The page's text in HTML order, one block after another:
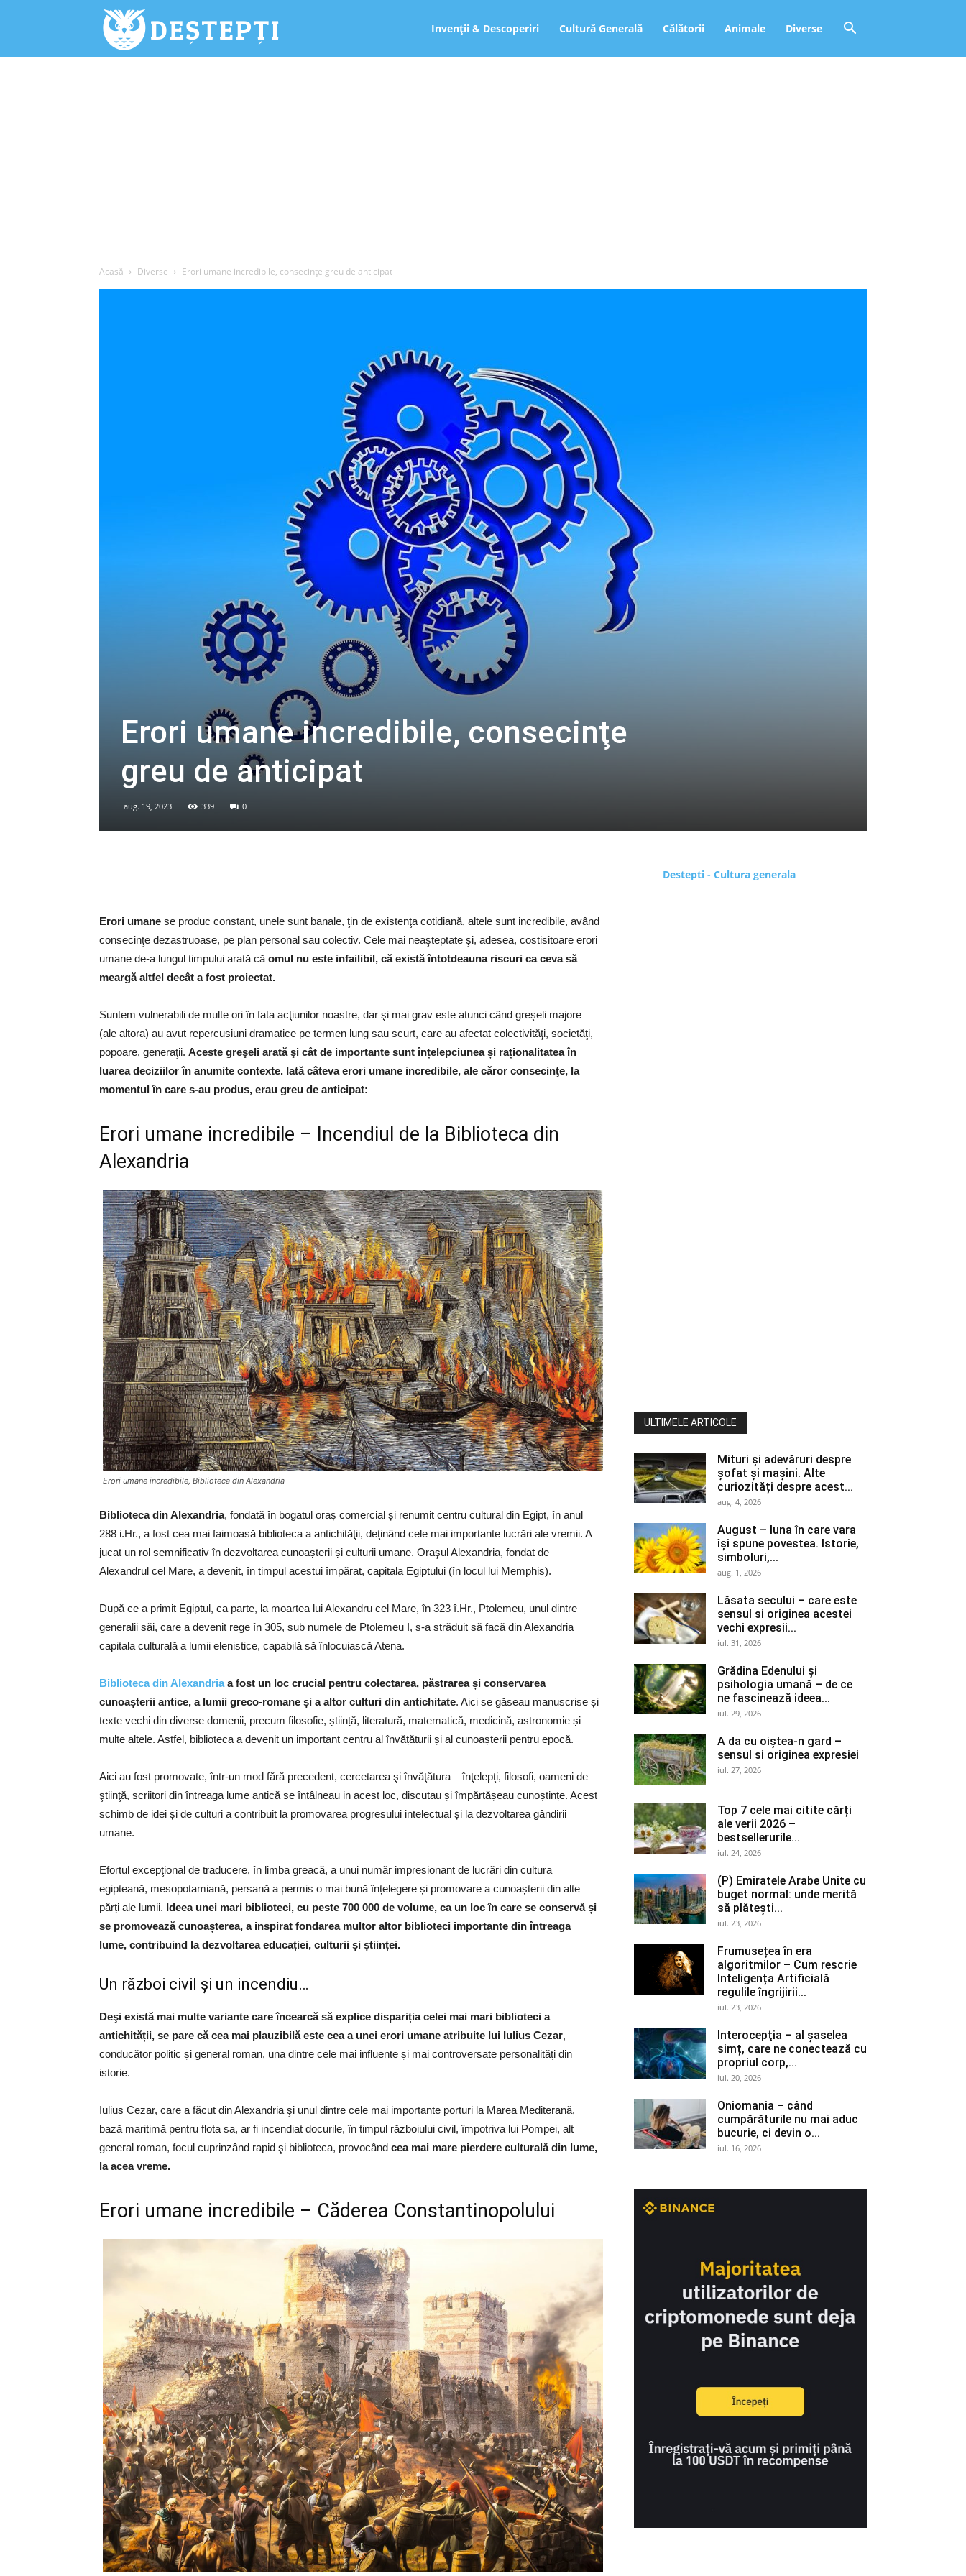
Deștepți.ro Invenții & Descoperiri Cultură Generală Călătorii Animale Diverse
Acasă Diverse Erori umane incredibile, consecinţe greu de anticipat
Erori umane incredibile, consecinţe
greu de anticipat
aug. 19, 2023 339 0
Erori umane se produc constant, unele sunt banale, ţin de existenţa cotidiană, altele sunt incredibile, având
consecinţe dezastruoase, pe plan personal sau colectiv. Cele mai neaşteptate şi, adesea, costisitoare erori
umane de-a lungul timpului arată că omul nu este infailibil, că există întotdeauna riscuri ca ceva să
meargă altfel decât a fost proiectat.
Suntem vulnerabili de multe ori în fata acţiunilor noastre, dar şi mai grav este atunci când greşeli majore
(ale altora) au avut repercusiuni dramatice pe termen lung sau scurt, care au afectat colectivităţi, societăţi,
popoare, generaţii. Aceste greşeli arată şi cât de importante sunt înțelepciunea și raționalitatea în
luarea deciziilor în anumite contexte. Iată câteva erori umane incredibile, ale căror consecinţe, la
momentul în care s-au produs, erau greu de anticipat:
Erori umane incredibile – Incendiul de la Biblioteca din
Alexandria
Erori umane incredibile, Biblioteca din Alexandria
Biblioteca din Alexandria, fondată în bogatul oraș comercial și renumit centru cultural din Egipt, în anul
288 i.Hr., a fost cea mai faimoasă biblioteca a antichităţii, deţinând cele mai importante lucrări ale vremii. A
jucat un rol semnificativ în dezvoltarea cunoașterii și culturii umane. Oraşul Alexandria, fondat de
Alexandrul cel Mare, a devenit, în timpul acestui împărat, capitala Egiptului (în locul lui Memphis).
După ce a primit Egiptul, ca parte, la moartea lui Alexandru cel Mare, în 323 î.Hr., Ptolemeu, unul dintre
generalii săi, care a devenit rege în 305, sub numele de Ptolemeu I, s-a străduit să facă din Alexandria
capitala culturală a lumii elenistice, capabilă să înlocuiască Atena.
Biblioteca din Alexandriaa fost un loc crucial pentru colectarea, păstrarea și conservarea
cunoașterii antice, a lumii greco-romane și a altor culturi din antichitate. Aici se găseau manuscrise și
texte vechi din diverse domenii, precum filosofie, știință, literatură, matematică, medicină, astronomie și
multe altele. Astfel, biblioteca a devenit un important centru al învățăturii și al cunoașterii pentru epocă.
Aici au fost promovate, într-un mod fără precedent, cercetarea şi învăţătura – înţelepţi, filosofi, oameni de
ştiinţă, scriitori din întreaga lume antică se întâlneau in acest loc, discutau și împărtășeau cunoștințe. Acest
schimb de idei și de culturi a contribuit la promovarea progresului intelectual și la dezvoltarea gândirii
umane.
Efortul excepţional de traducere, în limba greacă, a unui număr impresionant de lucrări din cultura
egipteană, mesopotamiană, persană a permis o mai bună înțelegere și promovare a cunoașterii din alte
părți ale lumii. Ideea unei mari biblioteci, cu peste 700 000 de volume, ca un loc în care se conservă și
se promovează cunoașterea, a inspirat fondarea multor altor biblioteci importante din întreaga
lume, contribuind la dezvoltarea educației, culturii și științei.
Un război civil şi un incendiu…
Deşi există mai multe variante care încearcă să explice dispariția celei mai mari biblioteci a
antichității, se pare că cea mai plauzibilă este cea a unei erori umane atribuite lui Iulius Cezar,
conducător politic și general roman, una dintre cele mai influente și mai controversate personalități din
istorie.
Iulius Cezar, care a făcut din Alexandria şi unul dintre cele mai importante porturi la Marea Mediterană,
bază maritimă pentru flota sa, ar fi incendiat docurile, în timpul războiului civil, împotriva lui Pompei, alt
general roman, focul cuprinzând rapid şi biblioteca, provocând cea mai mare pierdere culturală din lume,
la acea vreme.
Erori umane incredibile – Căderea Constantinopolului
Destepti - Cultura generala
ULTIMELE ARTICOLE
Mituri și adevăruri despre
șofat și mașini. Alte
curiozități despre acest...
aug. 4, 2026
August – luna în care vara
își spune povestea. Istorie,
simboluri,...
aug. 1, 2026
Lăsata secului – care este
sensul si originea acestei
vechi expresii...
iul. 31, 2026
Grădina Edenului și
psihologia umană – de ce
ne fascinează ideea...
iul. 29, 2026
A da cu oiștea-n gard –
sensul si originea expresiei
iul. 27, 2026
Top 7 cele mai citite cărți
ale verii 2026 –
bestsellerurile...
iul. 24, 2026
(P) Emiratele Arabe Unite cu
buget normal: unde merită
să plătești...
iul. 23, 2026
Frumusețea în era
algoritmilor – Cum rescrie
Inteligența Artificială
regulile îngrijirii...
iul. 23, 2026
Interocepţia – al șaselea
simț, care ne conectează cu
propriul corp,...
iul. 20, 2026
Oniomania – când
cumpărăturile nu mai aduc
bucurie, ci devin o...
iul. 16, 2026